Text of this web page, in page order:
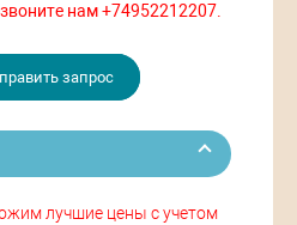
нам +74952212207.
запрос
лучшие цены с учетом